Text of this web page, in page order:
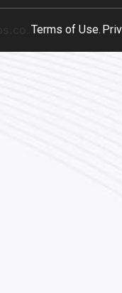
Terms of Use.